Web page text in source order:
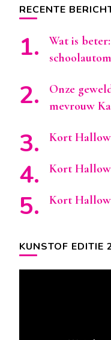
RECENTE
Wat is
Onze
mevrouw
Kort
Kort
Kort
KUNSTOF